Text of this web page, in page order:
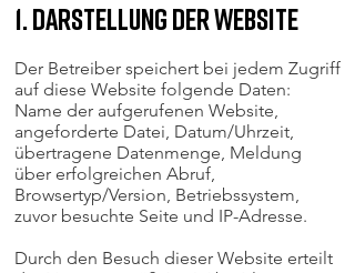
1. Darstellung der Website
Der Betreiber speichert bei jedem Zugriff
auf diese Website folgende Daten:
Name der aufgerufenen Website,
angeforderte Datei, Datum/Uhrzeit,
übertragene Datenmenge, Meldung
über erfolgreichen Abruf,
Browsertyp/Version, Betriebssystem,
zuvor besuchte Seite und IP-Adresse.
Durch den Besuch dieser Website erteilt